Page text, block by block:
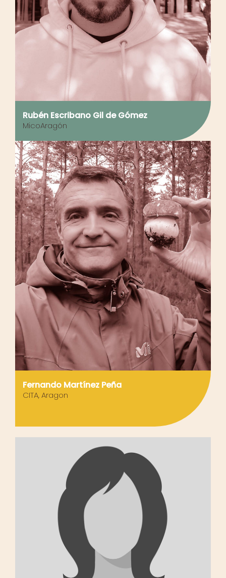
Rubén Escribano Gil de Gómez
MicoAragón
Fernando Martínez Peña
CITA, Aragon